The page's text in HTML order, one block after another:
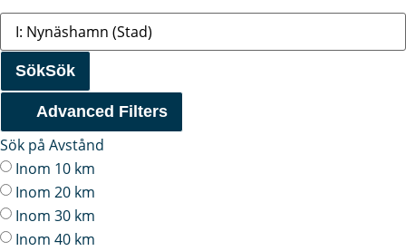
SökSök
Advanced Filters
Sök på Avstånd
Inom 10 km
Inom 20 km
Inom 30 km
Inom 40 km